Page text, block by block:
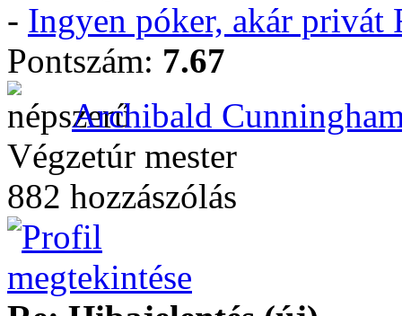
- Ingyen póker, akár privát
Pontszám: 7.67
Archibald
Végzetúr mester
882 hozzászólás